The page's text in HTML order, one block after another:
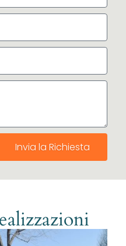
Invia la Richiesta